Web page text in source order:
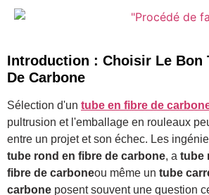
Introduction : Choisir Le Bon
De Carbone
Sélection d'un tube en fibre de
pultrusion et l'emballage en rouleaux
entre un projet et son échec. Les
tube rond en fibre de carbone, a tube
fibre de carboneou même un tube
carbone posent souvent une question